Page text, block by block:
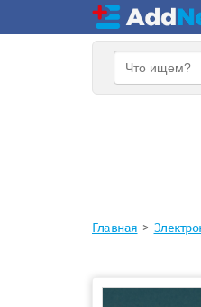
Главная